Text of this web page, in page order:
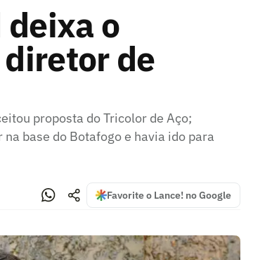
o
de
proposta do Tricolor de Aço;
base do Botafogo e havia ido para
Favorite o Lance! no Google